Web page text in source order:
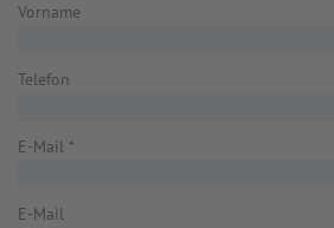
Vorname
Telefon
E-Mail *
E-Mail